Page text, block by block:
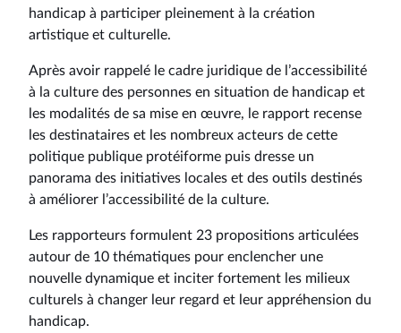
handicap à participer pleinement à la création
artistique et culturelle.
Après avoir rappelé le cadre juridique de l’accessibilité
à la culture des personnes en situation de handicap et
les modalités de sa mise en œuvre, le rapport recense
les destinataires et les nombreux acteurs de cette
politique publique protéiforme puis dresse un
panorama des initiatives locales et des outils destinés
à améliorer l’accessibilité de la culture.
Les rapporteurs formulent 23 propositions articulées
autour de 10 thématiques pour enclencher une
nouvelle dynamique et inciter fortement les milieux
culturels à changer leur regard et leur appréhension du
handicap.